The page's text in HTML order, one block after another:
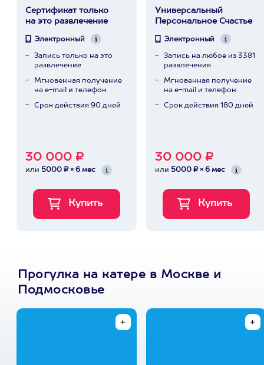
Сертификат только
на это развлечение
Электронный
Запись только на это
развлечение
Мгновенная получение
на e-mail и телефон
Срок действия 90 дней
30 000 ₽
или 5000 ₽ × 6 мес
Универсальный
Персональное Счастье
Электронный
Запись на любое из 3381
развлечения
Мгновенная получение
на e-mail и телефон
Срок действия 180 дней
30 000 ₽
или 5000 ₽ × 6 мес
Прогулка на катере в Москве и
Подмосковье